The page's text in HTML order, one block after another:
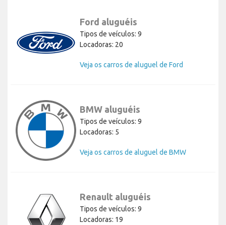
Ford aluguéis
Tipos de veículos: 9
Locadoras: 20
Veja os carros de aluguel de Ford
BMW aluguéis
Tipos de veículos: 9
Locadoras: 5
Veja os carros de aluguel de BMW
Renault aluguéis
Tipos de veículos: 9
Locadoras: 19